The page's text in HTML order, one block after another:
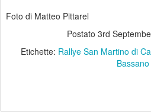
Foto di Matteo Pittarel
Postato 3rd
Etichette: Rallye San Martino di
Bassano